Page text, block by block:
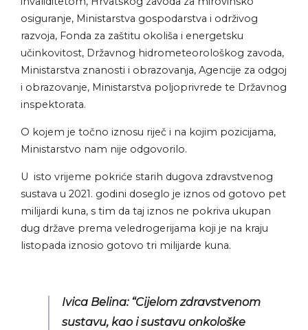
osiguranje, Ministarstva gospodarstva i održivog
razvoja, Fonda za zaštitu okoliša i energetsku
učinkovitost, Državnog hidrometeorološkog zavoda,
Ministarstva znanosti i obrazovanja, Agencije za odgoj
i obrazovanje, Ministarstva poljoprivrede te Državnog
inspektorata.
O kojem je točno iznosu riječ i na kojim pozicijama,
Ministarstvo nam nije odgovorilo.
U isto vrijeme pokriće starih dugova zdravstvenog
sustava u 2021. godini doseglo je iznos od gotovo pet
milijardi kuna, s tim da taj iznos ne pokriva ukupan
dug države prema veledrogerijama koji je na kraju
listopada iznosio gotovo tri milijarde kuna.
Ivica Belina: “Cijelom zdravstvenom
sustavu, kao i sustavu onkološke